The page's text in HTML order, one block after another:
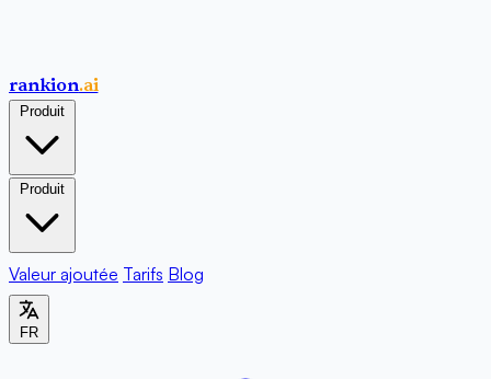
rankion.ai
Produit
Produit
Valeur ajoutée Tarifs Blog
FR